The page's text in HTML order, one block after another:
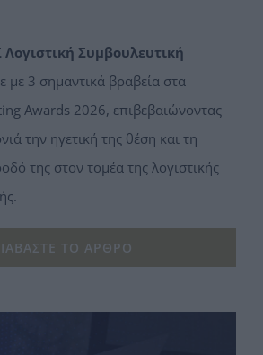
Συμβουλευτική
με 3 σημαντικά βραβεία στα
Awards 2026, επιβεβαιώνοντας
την ηγετική της θέση και τη
της στον τομέα της λογιστικής
ΤΟ ΆΡΘΡΟ